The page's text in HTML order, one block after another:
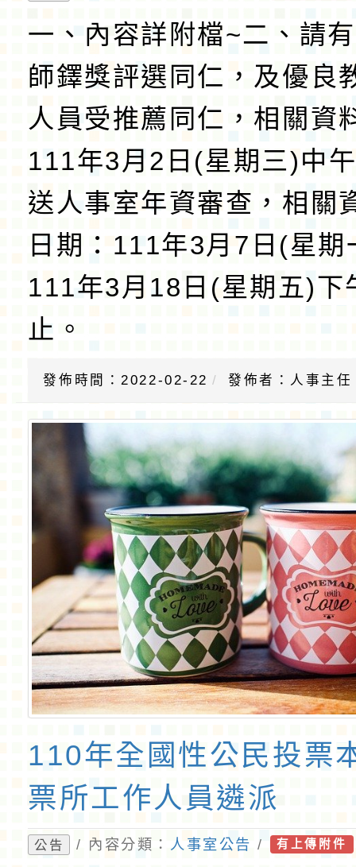
一、內容詳附檔~二、請
師鐸獎評選同仁，及優良
人員受推薦同仁，相關資
111年3月2日(星期三)中
送人事室年資審查，相關
日期：111年3月7日(星期
111年3月18日(星期五)下
止。
發佈時間：2022-02-22 發佈者：人事主任
110年全國性公民投票
票所工作人員遴派
公告 / 內容分類： 人事室公告 / 有上傳附件